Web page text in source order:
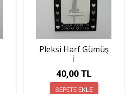
Pleksi Harf Gümüş
İ
40,00 TL
SEPETE EKLE